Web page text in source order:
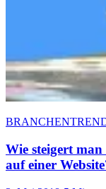
Wie steigert
auf einer